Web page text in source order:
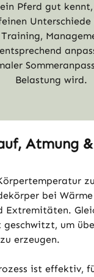
Pferd gut
Unterschiede
Belastung wird.
Atmung
bei
Extremitäten.
geschwitzt, um
erzeugen.
ist effektiv,